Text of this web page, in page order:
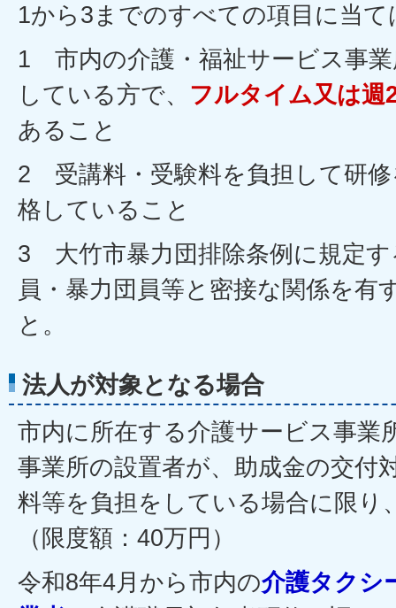
1から3までのすべての項目に当て
1 市内の介護・福祉サービス事
している方で、 フルタイム又は週
あること
2 受講料・受験料を負担して研
格していること
3 大竹市暴力団排除条例に規定す
員・暴力団員等と密接な関係を有
と。
法人が対象となる場合
市内に所在する介護サービス事業
事業所の設置者が、助成金の交付
料等を負担をしている場合に限り
（限度額：40万円）
令和8年4月から市内の介護タクシ